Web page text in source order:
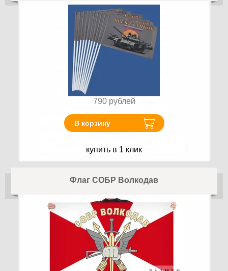
790 рублей
В корзину
купить в 1 клик
Флаг СОБР Волкодав